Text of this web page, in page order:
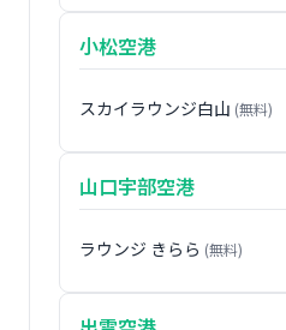
小松空港
スカイラウンジ白山 (無料)
山口宇部空港
ラウンジ きらら (無料)